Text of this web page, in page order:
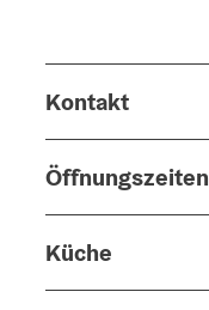
Kontakt
Öffnungszeiten
Küche